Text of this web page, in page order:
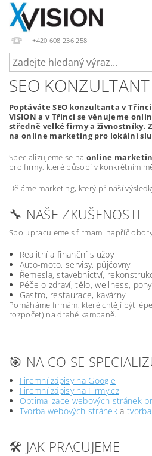
+420 608 236 258
SEO
Poptáváte SEO konzultanta v
VISION a v Třinci se věnujeme
středně velké firmy a živnostníky.
na online marketing pro lokální
Specializujeme se na online
pro firmy, které působí v konkrétním
Děláme marketing, který přináší
🔧 NAŠE ZKUŠENOSTI
Spolupracujeme s firmami napříč
Realitní a finanční služby
Auto-moto, servisy, půjčovny
Řemesla, stavebnictví,
Péče o zdraví, tělo, wellness,
Gastro, restaurace, kavárny
Pomáháme firmám, které chtějí být
rozpočet) na drahé kampaně.
🎯 NA CO SE
Firemní zápisy na Google
Firemní zápisy na Firmy.cz
Optimalizace webových stránek
Tvorba webových stráneka
🛠️ JAK PRACUJEME